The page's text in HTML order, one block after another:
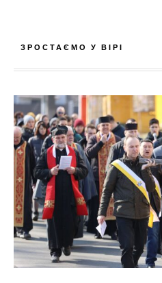
ЗРОСТАЄМО У ВІРІ